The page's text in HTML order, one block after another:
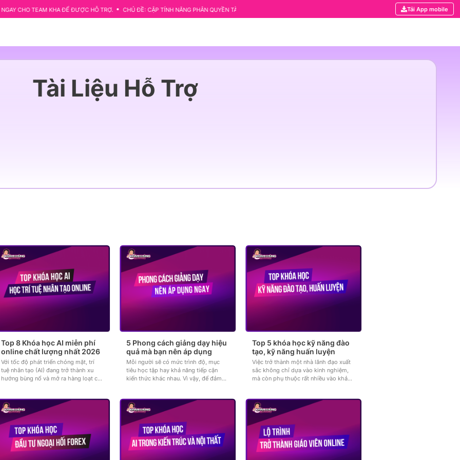
KHA ĐỂ ĐƯỢC HỖ TRỢ. CHỦ ĐỀ: CẬP TÍNH NĂNG PHÂN QUYỀN TÀI LIỆU ĐÃ CÓ MẶT TRÊN HỆ THỐNG KHÓA HỌC CỦA KHÁNH HÙNG ACADEMY. ANH CHỊ MUỐN
Tải App mobile
Tài Liệu Hỗ Trợ
Top 8 Khóa học AI miễn phí
online chất lượng nhất 2026
Với tốc độ phát triển chóng mặt, trí
tuệ nhân tạo (AI) đang trở thành xu
hướng bùng nổ và mở ra hàng loạt cơ
5 Phong cách giảng dạy hiệu
quả mà bạn nên áp dụng
Mỗi người sẽ có mức trình độ, mục
tiêu học tập hay khả năng tiếp cận
kiến thức khác nhau. Vì vậy, để đảm
Top 5 khóa học kỹ năng đào
tạo, kỹ năng huấn luyện
Việc trở thành một nhà lãnh đạo xuất
sắc không chỉ dựa vào kinh nghiệm,
mà còn phụ thuộc rất nhiều vào khả